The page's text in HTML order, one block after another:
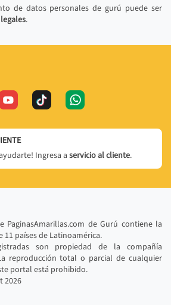
de datos personales de gurú puede ser
.
Ingresa a servicio al cliente.
PaginasAmarillas.com de Gurú contiene la
países de Latinoamérica.
son propiedad de la compañía
reproducción total o parcial de cualquier
portal está prohibido.
2026